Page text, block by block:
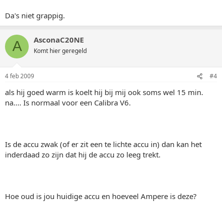
Da's niet grappig.
A AsconaC20NE
Komt hier geregeld
4 feb 2009 #4
als hij goed warm is koelt hij bij mij ook soms wel 15 min.
na.... Is normaal voor een Calibra V6.
Is de accu zwak (of er zit een te lichte accu in) dan kan het
inderdaad zo zijn dat hij de accu zo leeg trekt.
Hoe oud is jou huidige accu en hoeveel Ampere is deze?